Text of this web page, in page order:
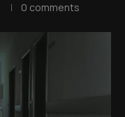
0 comments